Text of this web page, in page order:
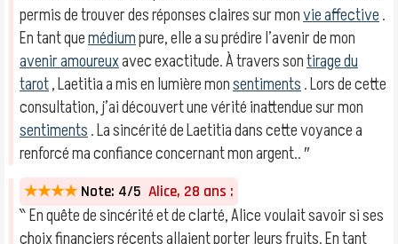
permis de trouver des réponses claires sur monvie affective.
En tant quemédiumpure, elle a su prédire l’avenir de mon
avenir amoureuxavec exactitude. À travers sontirage du
tarot, Laetitia a mis en lumière monsentiments. Lors de cette
consultation, j’ai découvert une vérité inattendue sur mon
sentiments. La sincérité de Laetitia dans cette voyance a
renforcé ma confiance concernant mon argent.. ″
★★★★ Note: 4/5 Alice, 28 ans :
‶ En quête de sincérité et de clarté, Alice voulait savoir si ses
choix financiers récents allaient porter leurs fruits. En tant